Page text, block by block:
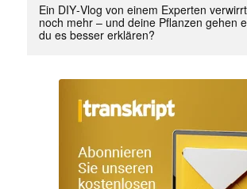
Ein DIY‑Vlog von einem Experten
noch mehr – und deine Pflanzen gehen
du es besser erklären?